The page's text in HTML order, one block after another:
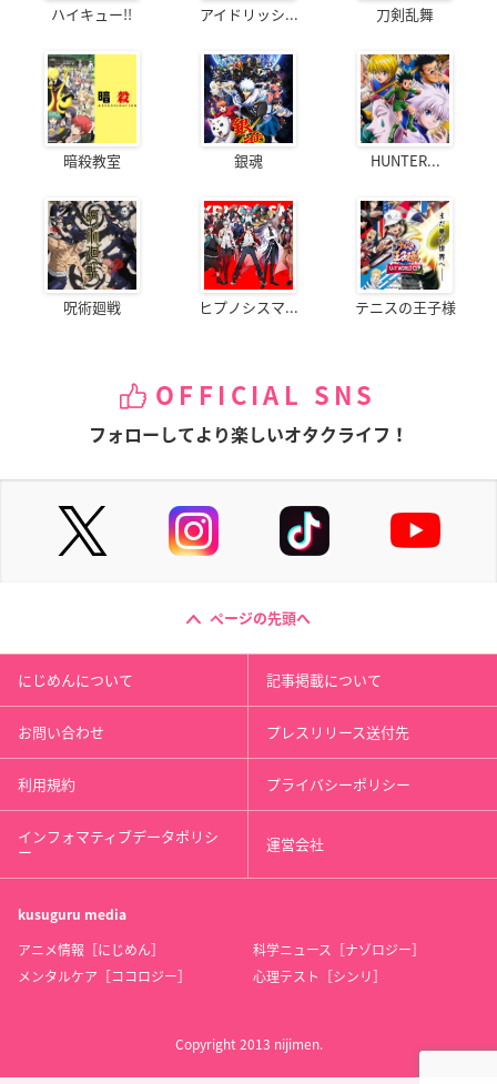
ハイキュー!! アイドリッシ... 刀剣乱舞
暗殺教室 銀魂 HUNTER...
呪術廻戦 ヒプノシスマ... テニスの王子様
OFFICIAL SNS
フォローしてより楽しいオタクライフ！
ページの先頭へ
にじめんについて 記事掲載について
お問い合わせ プレスリリース送付先
利用規約 プライバシーポリシー
インフォマティブデータポリシ
ー 運営会社
kusuguru media
アニメ情報［にじめん］
科学ニュース［ナゾロジー］
メンタルケア［ココロジー］
心理テスト［シンリ］
Copyright 2013 nijimen.